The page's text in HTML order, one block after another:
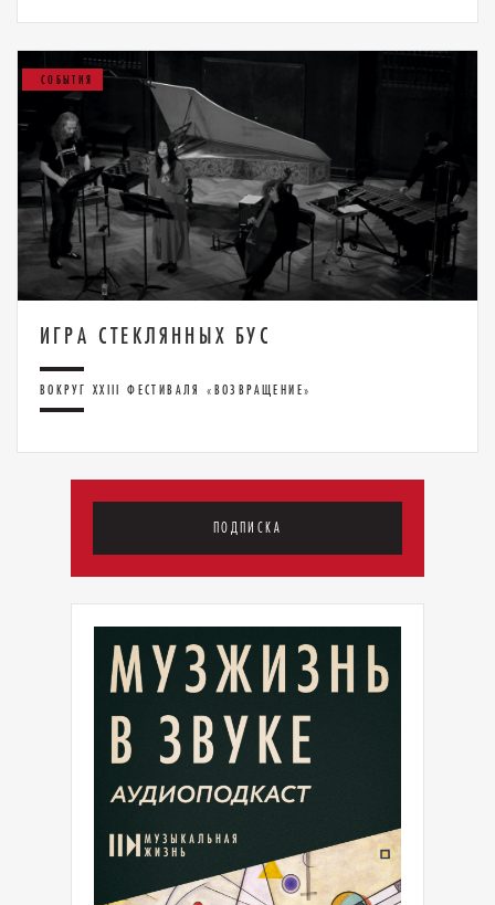
СОБЫТИЯ
ИГРА СТЕКЛЯННЫХ БУС
ВОКРУГ XXIII ФЕСТИВАЛЯ «ВОЗВРАЩЕНИЕ»
ПОДПИСКА